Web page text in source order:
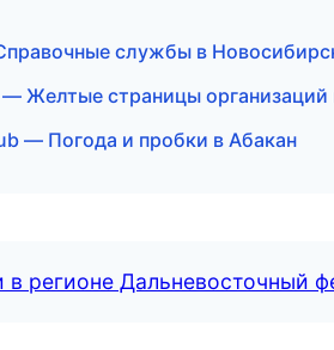
службы в
Желтые страницы
— Погода и пробки в Абакан
в регионе Дальневосточный